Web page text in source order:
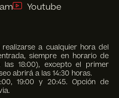
Youtube
a cualquier hora del
siempre en horario de
las 18:00), excepto el primer
abrirá a las 14:30 horas.
19:00 y 20:45. Opción de